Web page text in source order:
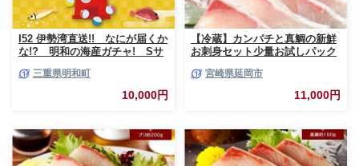
I52 伊勢湾直送!! なにが届くか
な!? 明和の海産ガチャ! Sサ
三重県明和町
10,000円
【冷蔵】カンパチと真鯛の新鮮
お刺身セット少量お試しパック
宮崎県延岡市
11,000円